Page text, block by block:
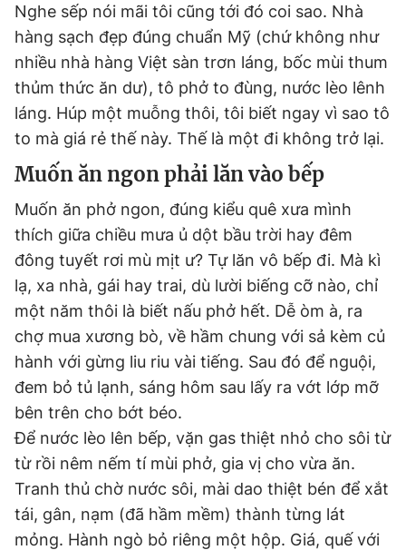
Nghe sếp nói mãi tôi cũng tới đó coi sao. Nhà
hàng sạch đẹp đúng chuẩn Mỹ (chứ không như
nhiều nhà hàng Việt sàn trơn láng, bốc mùi thum
thủm thức ăn dư), tô phở to đùng, nước lèo lênh
láng. Húp một muỗng thôi, tôi biết ngay vì sao tô
to mà giá rẻ thế này. Thế là một đi không trở lại.
Muốn ăn ngon phải lăn vào bếp
Muốn ăn phở ngon, đúng kiểu quê xưa mình
thích giữa chiều mưa ủ dột bầu trời hay đêm
đông tuyết rơi mù mịt ư? Tự lăn vô bếp đi. Mà kì
lạ, xa nhà, gái hay trai, dù lười biếng cỡ nào, chỉ
một năm thôi là biết nấu phở hết. Dễ òm à, ra
chợ mua xương bò, về hầm chung với sả kèm củ
hành với gừng liu riu vài tiếng. Sau đó để nguội,
đem bỏ tủ lạnh, sáng hôm sau lấy ra vớt lớp mỡ
bên trên cho bớt béo.
Để nước lèo lên bếp, vặn gas thiệt nhỏ cho sôi từ
từ rồi nêm nếm tí mùi phở, gia vị cho vừa ăn.
Tranh thủ chờ nước sôi, mài dao thiệt bén để xắt
tái, gân, nạm (đã hầm mềm) thành từng lát
mỏng. Hành ngò bỏ riêng một hộp. Giá, quế với